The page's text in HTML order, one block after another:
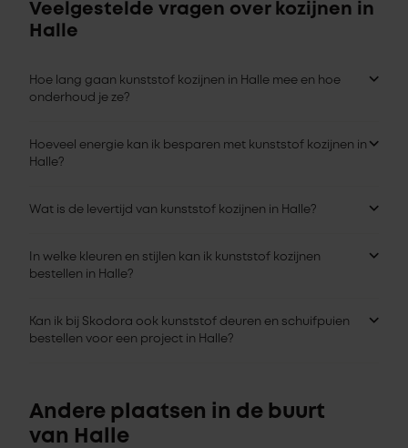
Veelgestelde vragen over kozijnen in
Halle
Hoe lang gaan kunststof kozijnen in Halle mee en hoe
onderhoud je ze?
Hoeveel energie kan ik besparen met kunststof kozijnen in
Halle?
Wat is de levertijd van kunststof kozijnen in Halle?
In welke kleuren en stijlen kan ik kunststof kozijnen
bestellen in Halle?
Kan ik bij Skodora ook kunststof deuren en schuifpuien
bestellen voor een project in Halle?
Andere plaatsen in de buurt
van Halle